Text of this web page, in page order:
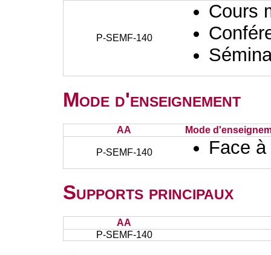
P-SEMF-140
Cours
Mode d'enseignement
AA Mode
P-SEMF-140 Face
Supports principaux
AA
P-SEMF-140